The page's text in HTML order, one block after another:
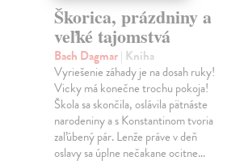
Škorica, prázdniny a
veľké tajomstvá
Bach Dagmar| Kniha
Vyriešenie záhady je na dosah ruky!
Vicky má konečne trochu pokoja!
Škola sa skončila, oslávila pätnáste
narodeniny a s Konstantinom tvoria
zaľúbený pár. Lenže práve v deň
oslavy sa úplne nečakane ocitne…